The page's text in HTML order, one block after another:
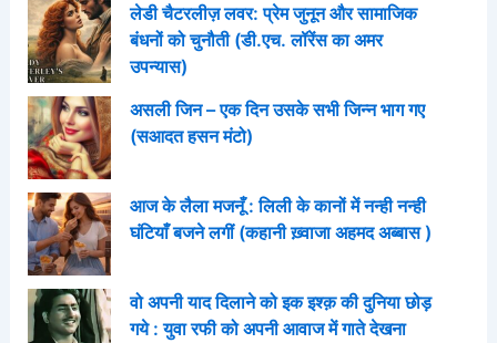
लेडी चैटरलीज़ लवर: प्रेम जुनून और सामाजिक
बंधनों को चुनौती (डी.एच. लॉरेंस का अमर
उपन्यास)
असली जिन – एक दिन उसके सभी जिन्न भाग गए
(सआदत हसन मंटो)
आज के लैला मजनूँ : लिली के कानों में नन्ही नन्ही
घंटियाँ बजने लगीं (कहानी ख़्वाजा अहमद अब्बास )
वो अपनी याद दिलाने को इक इश्क़ की दुनिया छोड़
गये : युवा रफी को अपनी आवाज में गाते देखना